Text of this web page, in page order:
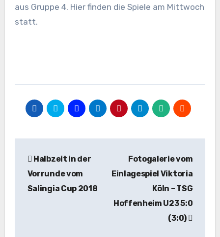
aus Gruppe 4. Hier finden die Spiele am Mittwoch
statt.
Halbzeit in der
Vorrunde vom
Salingia Cup 2018
Fotogalerie vom
Einlagespiel Viktoria
Köln – TSG
Hoffenheim U23 5:0
(3:0)